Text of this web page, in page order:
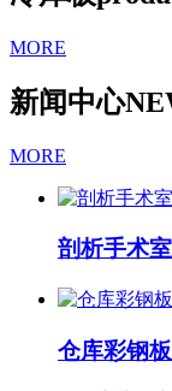
MORE
新闻中心
MORE
剖析手术
仓库彩钢